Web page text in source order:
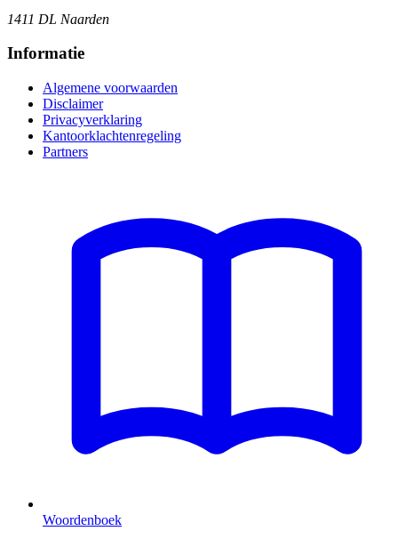
1411 DL Naarden
Informatie
Algemene voorwaarden
Disclaimer
Privacyverklaring
Kantoorklachtenregeling
Partners
Woordenboek